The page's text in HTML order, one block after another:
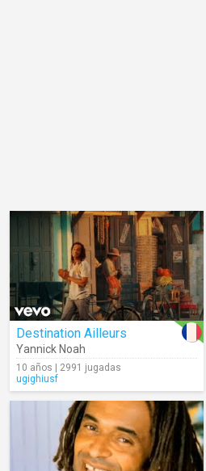
Destination Ailleurs
Yannick Noah
10 años | 2991 jugadas
ugighiusf